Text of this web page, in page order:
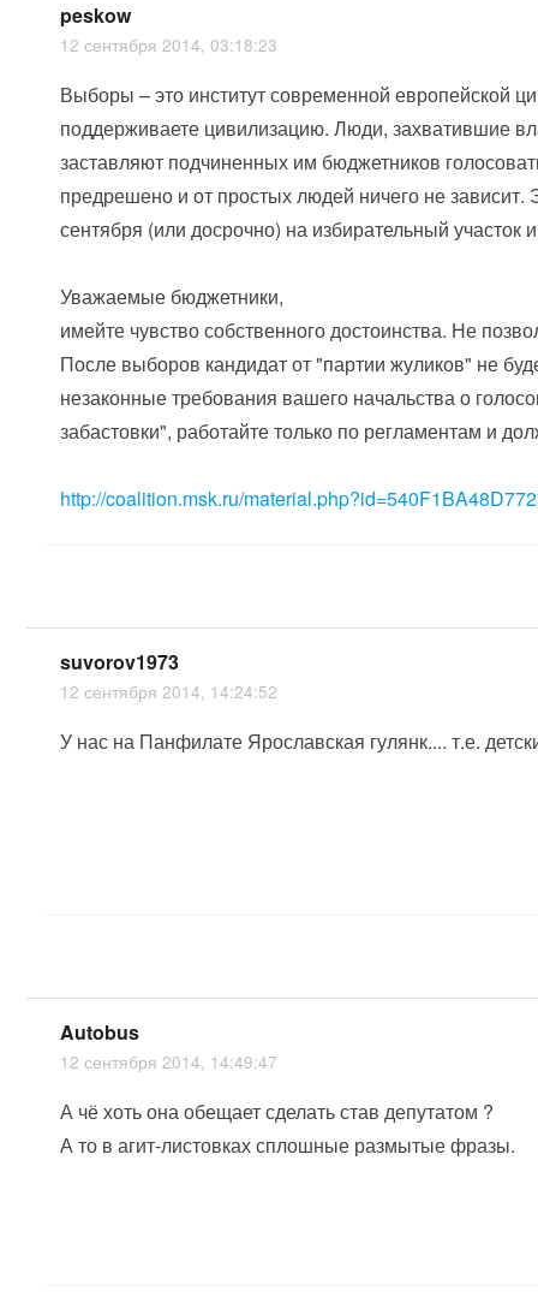
peskow
12 сентября 2014, 03:18:23
Выборы – это институт современной европейской
поддерживаете цивилизацию. Люди, захватившие
заставляют подчиненных им бюджетников
предрешено и от простых людей ничего не
сентября (или досрочно) на избирательный участок
Уважаемые бюджетники,
имейте чувство собственного достоинства. Не
После выборов кандидат от "партии жуликов" не
незаконные требования вашего начальства о
забастовки", работайте только по регламентам и
http://coalition.msk.ru/material.php?id=540F1BA48D772
suvorov1973
12 сентября 2014, 14:24:52
У нас на Панфилате Ярославская гулянк.... т.е.
Autobus
12 сентября 2014, 14:49:47
А чё хоть она обещает сделать став депутатом ?
А то в агит-листовках сплошные размытые фразы.